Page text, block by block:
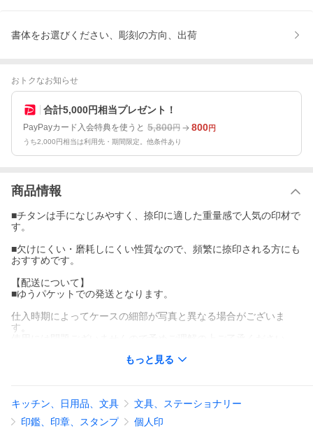
書体をお選びください、彫刻の方向、出荷
おトクなお知らせ
合計5,000円相当プレゼント！
PayPayカード入会特典を使うと 5,800円 800円
うち2,000円相当は利用先・期間限定。他条件あり
商品情報
■チタンは手になじみやすく、捺印に適した重量感で人気の印材で
す。
■欠けにくい・磨耗しにくい性質なので、頻繁に捺印される方にも
おすすめです。
【配送について】
■ゆうパケットでの発送となります。
仕入時期によってケースの細部が写真と異なる場合がございま
す。
印・銀行印・認印にお使いいただけます。女性用やお子様、プレ
ゼント・ギフト用にもどうぞ！ プレゼントにも！ お急ぎの方もご
相談下さい。保管、持ち運びに便利なケースセット！
もっと見る
キッチン、日用品、文具
文具、ステーショナリー
印鑑、印章、スタンプ
個人印